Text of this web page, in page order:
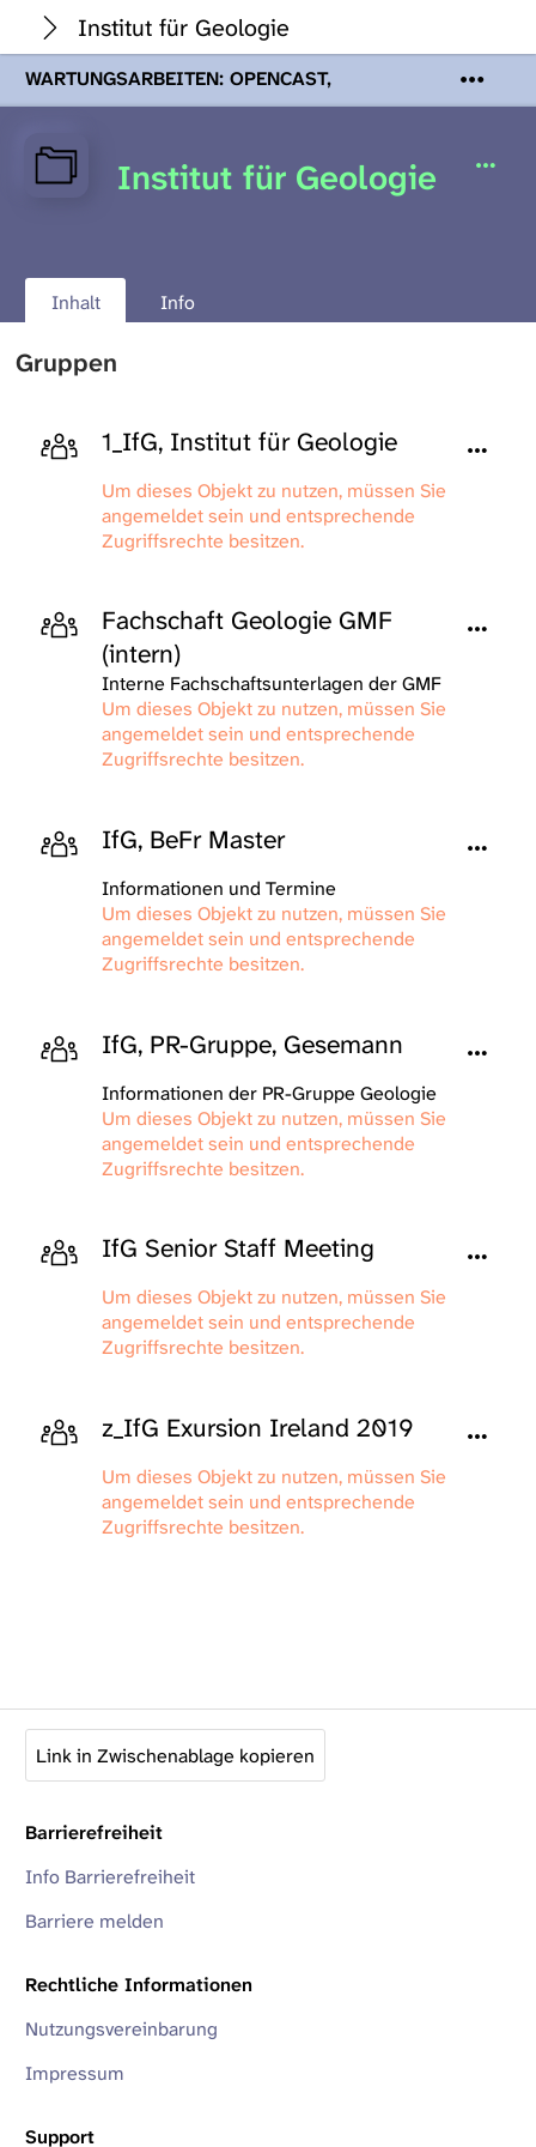
Institut für Geologie
WARTUNGSARBEITEN: OPENCAST,
PODCASTS & TOBIRA
Mi 19. August
Wartungsarbeiten an den Opencast-
Servern werden Ihnen Podcasts,
Institut für Geologie
Inhalt Info
Gruppen
1_IfG, Institut für Geologie
Um dieses Objekt zu nutzen, müssen Sie
angemeldet sein und entsprechende
Zugriffsrechte besitzen.
Fachschaft Geologie GMF
(intern)
Interne Fachschaftsunterlagen der GMF
Um dieses Objekt zu nutzen, müssen Sie
angemeldet sein und entsprechende
Zugriffsrechte besitzen.
IfG, BeFr Master
Informationen und Termine
Um dieses Objekt zu nutzen, müssen Sie
angemeldet sein und entsprechende
Zugriffsrechte besitzen.
IfG, PR-Gruppe, Gesemann
Informationen der PR-Gruppe Geologie
Um dieses Objekt zu nutzen, müssen Sie
angemeldet sein und entsprechende
Zugriffsrechte besitzen.
IfG Senior Staff Meeting
Um dieses Objekt zu nutzen, müssen Sie
angemeldet sein und entsprechende
Zugriffsrechte besitzen.
z_IfG Exursion Ireland 2019
Um dieses Objekt zu nutzen, müssen Sie
angemeldet sein und entsprechende
Zugriffsrechte besitzen.
Link in Zwischenablage kopieren
Barrierefreiheit
Info Barrierefreiheit
Barriere melden
Rechtliche Informationen
Nutzungsvereinbarung
Impressum
Support